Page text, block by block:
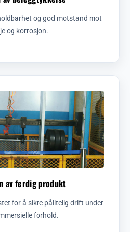
og god motstand mot
og korrosjon.
av ferdig produkt
for å sikre pålitelig drift under
forhold.